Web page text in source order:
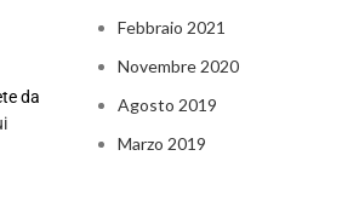
da
Febbraio 2021
Novembre 2020
Agosto 2019
Marzo 2019